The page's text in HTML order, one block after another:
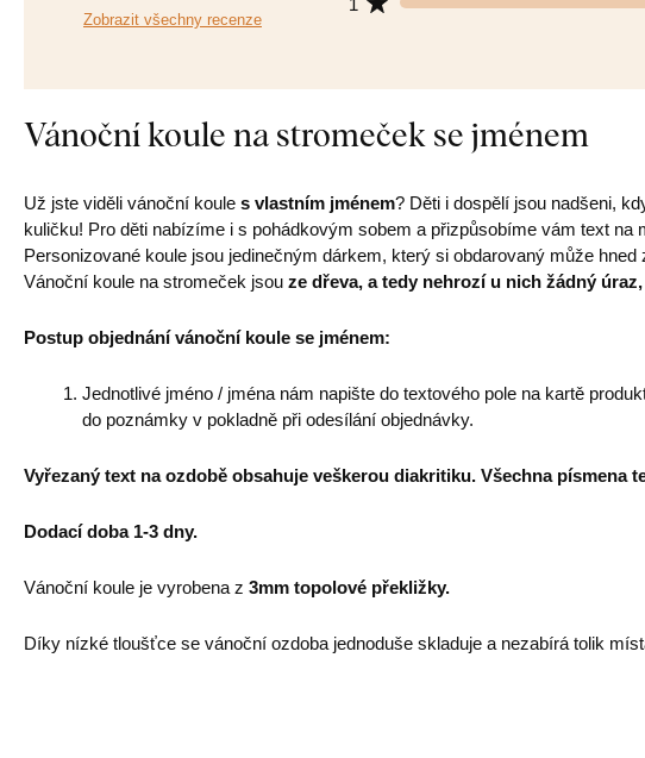
Zobrazit všechny recenze
1
Vánoční koule na stromeček se jménem
Už jste viděli vánoční koule s vlastním jménem? Děti i dospělí jsou nadšeni,
kuličku! Pro děti nabízíme i s pohádkovým sobem a přizpůsobíme vám text na
Personizované koule jsou jedinečným dárkem, který si obdarovaný může
Vánoční koule na stromeček jsou ze dřeva, a tedy nehrozí u nich žádný
Postup objednání vánoční koule se jménem:
Jednotlivé jméno / jména nám napište do textového pole na kartě
do poznámky v pokladně při odesílání objednávky.
Vyřezaný text na ozdobě obsahuje veškerou diakritiku. Všechna písmena
Dodací doba 1-3 dny.
Vánoční koule je vyrobena z 3mm topolové překližky.
Díky nízké tloušťce se vánoční ozdoba jednoduše skladuje a nezabírá tolik